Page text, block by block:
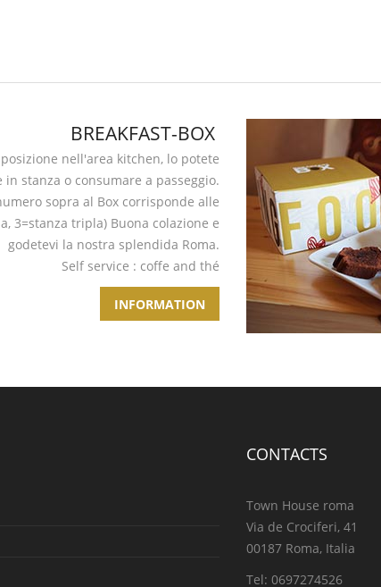
BREAKFAST-BOX
nell'area kitchen, lo potete
stanza o consumare a passeggio.
sopra al Box corrisponde alle
3=stanza tripla) Buona colazione e
godetevi la nostra splendida Roma.
Self service : coffe and thé
INFORMATION
CONTACTS
Town House roma
Via de Crociferi, 41
00187 Roma, Italia
Tel: 0697274526